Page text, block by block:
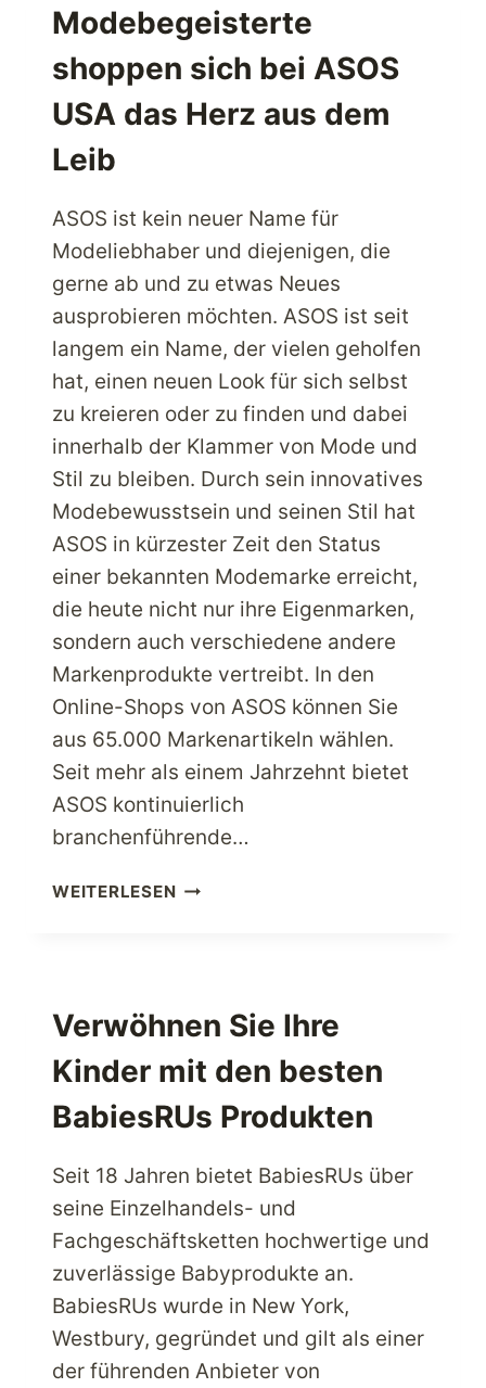
APPLE
DIREKT
AUS
USA
Modebegeisterte
shoppen sich bei ASOS
USA das Herz aus dem
Leib
ASOS ist kein neuer Name für
Modeliebhaber und diejenigen, die
gerne ab und zu etwas Neues
ausprobieren möchten. ASOS ist seit
langem ein Name, der vielen geholfen
hat, einen neuen Look für sich selbst
zu kreieren oder zu finden und dabei
innerhalb der Klammer von Mode und
Stil zu bleiben. Durch sein innovatives
Modebewusstsein und seinen Stil hat
ASOS in kürzester Zeit den Status
einer bekannten Modemarke erreicht,
die heute nicht nur ihre Eigenmarken,
sondern auch verschiedene andere
Markenprodukte vertreibt. In den
Online-Shops von ASOS können Sie
aus 65.000 Markenartikeln wählen.
Seit mehr als einem Jahrzehnt bietet
ASOS kontinuierlich
branchenführende…
WEITERLESENMODEBEGEISTERTE
USA
DAS
HERZ
DEM
Verwöhnen Sie Ihre
Kinder mit den besten
BabiesRUs Produkten
Seit 18 Jahren bietet BabiesRUs über
seine Einzelhandels- und
Fachgeschäftsketten hochwertige und
zuverlässige Babyprodukte an.
BabiesRUs wurde in New York,
Westbury, gegründet und gilt als einer
der führenden Anbieter von